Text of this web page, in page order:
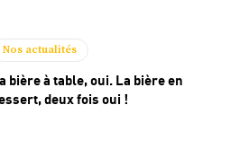
Nos actualités
bière à table, oui. La bière en
deux fois oui !